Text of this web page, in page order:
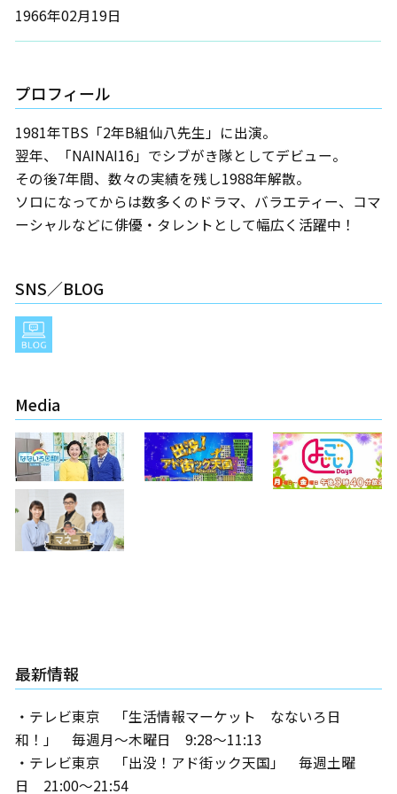
1966年02月19日
プロフィール
1981年TBS「2年B組仙八先生」に出演。
翌年、「NAINAI16」でシブがき隊としてデビュー。
その後7年間、数々の実績を残し1988年解散。
ソロになってからは数多くのドラマ、バラエティー、コマ
ーシャルなどに俳優・タレントとして幅広く活躍中！
SNS／BLOG
Media
最新情報
・テレビ東京 「生活情報マーケット なないろ日
和！」 毎週月～木曜日 9:28～11:13
・テレビ東京 「出没！アド街ック天国」 毎週土曜
日 21:00～21:54